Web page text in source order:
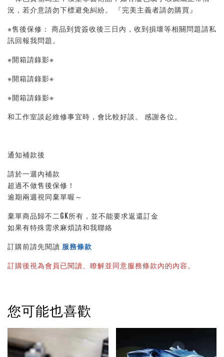
況，若介意請勿下標避免糾紛。 『完美主義者請勿購買』
※售後保修： 商品到貨簽收後三日內，收到損壞等相關問題請私
訊回報我問題。
※開箱請錄影※
※開箱請錄影※
※開箱請錄影※
和工作室談起維修事宜時，會比較好談。 感謝各位。
通知補款後
請於一週內補款
超過不做售後保修！
逾期兩週視同棄單喔～
棄單商品歸不二GK所有，並不能要求返還訂金
如果有特殊需求麻煩請和我聯絡
訂購前請先閱讀 服務條款
訂購後視為會員已閱讀、瞭解並同意服務條款內的內容。
您可能也喜歡